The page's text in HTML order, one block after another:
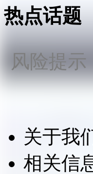
热点话题
风险提
关于我
相关信